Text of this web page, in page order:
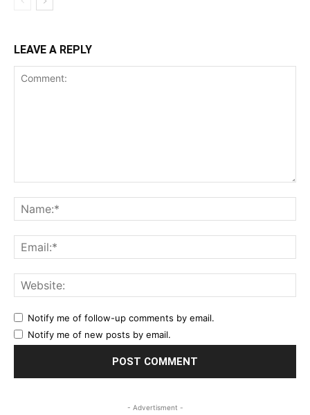
LEAVE A REPLY
Notify me of follow-up comments by email.
Notify me of new posts by email.
- Advertisment -